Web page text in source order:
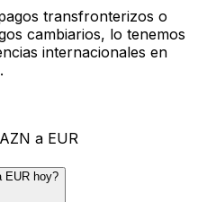
transfronterizos o
cambiarios, lo tenemos
internacionales en
a EUR
EUR hoy?